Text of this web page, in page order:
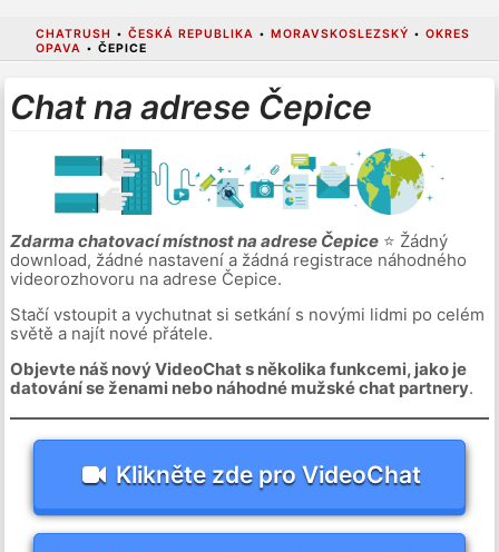
CHATRUSH • ČESKÁ REPUBLIKA • MORAVSKOSLEZSKÝ • OKRES
OPAVA • ČEPICE
Chat na adrese Čepice
Zdarma chatovací místnost na adrese Čepice⭐ Žádný
download, žádné nastavení a žádná registrace náhodného
videorozhovoru na adrese Čepice.
Stačí vstoupit a vychutnat si setkání s novými lidmi po celém
světě a najít nové přátele.
Objevte náš nový VideoChat s několika funkcemi, jako je
datování se ženami nebo náhodné mužské chat partnery.
Klikněte zde pro VideoChat